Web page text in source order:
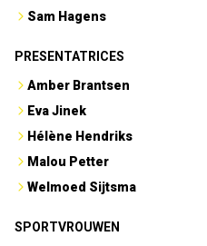
Sam Hagens
PRESENTATRICES
Amber Brantsen
Eva Jinek
Hélène Hendriks
Malou Petter
Welmoed Sijtsma
SPORTVROUWEN